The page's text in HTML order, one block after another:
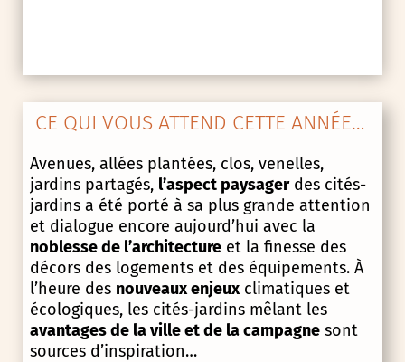
CE QUI VOUS ATTEND CETTE ANNÉE…
Avenues, allées plantées, clos, venelles,
jardins partagés, l’aspect paysagerdes cités-
jardins a été porté à sa plus grande attention
et dialogue encore aujourd’hui avec la
noblesse de l’architectureet la finesse des
décors des logements et des équipements. À
l’heure des nouveaux enjeuxclimatiques et
écologiques, les cités-jardins mêlant les
avantages de la ville et de la campagnesont
sources d’inspiration…